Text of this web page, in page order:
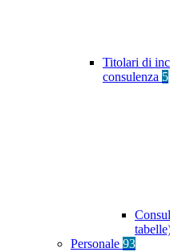
Titolari di
consulenza 5
Personale 93